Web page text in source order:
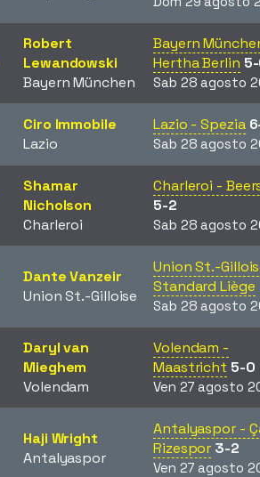
Robert
Lewandowski
Bayern München
Bayern
Hertha Berlin
Sab 28 agosto
Ciro Immobile
Lazio
Lazio - Spezia
Sab 28 agosto
Shamar
Nicholson
Charleroi
Charleroi -
5-2
Sab 28 agosto
Dante Vanzeir
Union St.-Gilloise
Union St.-
Standard Liège
Sab 28 agosto
Daryl van
Mieghem
Volendam
Volendam -
Maastricht 5-0
Ven 27 agosto
Haji Wright
Antalyaspor
Antalyaspor -
Rizespor 3-2
Ven 27 agosto